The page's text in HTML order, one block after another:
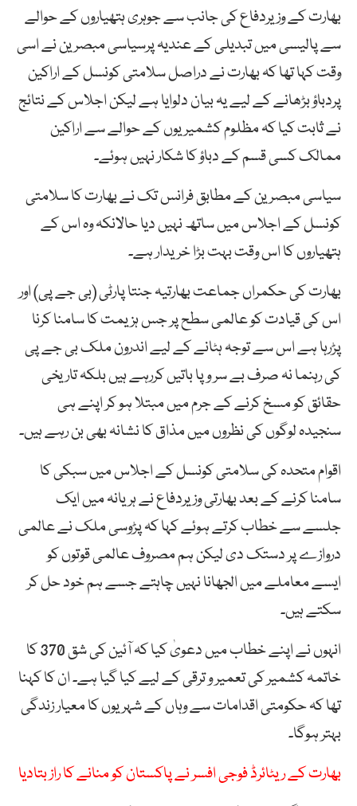
بھارت کے وزیردفاع کی جانب سے جوہری ہتھیاروں کے حوالے
سے پالیسی میں تبدیلی کے عندیہ پرسیاسی مبصرین نے اسی
وقت کہا تھا کہ بھارت نے دراصل سلامتی کونسل کے اراکین
پردباؤ بڑھانے کے لیے یہ بیان دلوایا ہے لیکن اجلاس کے نتائج
نے ثابت کیا کہ مظلوم کشمیریوں کے حوالے سے اراکین
ممالک کسی قسم کے دباؤ کا شکار نہیں ہوئے۔
سیاسی مبصرین کے مطابق فرانس تک نے بھارت کا سلامتی
کونسل کے اجلاس میں ساتھ نہیں دیا حالانکہ وہ اس کے
ہتھیاروں کا اس وقت بہت بڑا خریدار ہے۔
بھارت کی حکمراں جماعت بھارتیہ جنتا پارٹی (بی جے پی) اور
اس کی قیادت کو عالمی سطح پر جس ہزیمت کا سامنا کرنا
پڑرہا ہے اس سے توجہ ہٹانے کے لیے اندرون ملک بی جے پی
کی رہنما نہ صرف بے سر و پا باتیں کررہے ہیں بلکہ تاریخی
حقائق کو مسخ کرنے کے جرم میں مبتلا ہو کر اپنے ہی
سنجیدہ لوگوں کی نظروں میں مذاق کا نشانہ بھی بن رہے ہیں۔
اقوام متحدہ کی سلامتی کونسل کے اجلاس میں سبکی کا
سامنا کرنے کے بعد بھارتی وزیردفاع نے ہریانہ میں ایک
جلسے سے خطاب کرتے ہوئے کہا کہ پڑوسی ملک نے عالمی
دروازے پر دستک دی لیکن ہم مصروف عالمی قوتوں کو
ایسے معاملے میں الجھانا نہیں چاہتے جسے ہم خود حل کر
سکتے ہیں۔
انہوں نے اپنے خطاب میں دعویٰ کیا کہ آئین کی شق 370 کا
خاتمہ کشمیر کی تعمیر و ترقی کے لیے کیا گیا ہے۔ ان کا کہنا
تھا کہ حکومتی اقدامات سے وہاں کے شہریوں کا معیار زندگی
بہتر ہوگا۔
بھارت کے ریٹائرڈ فوجی افسر نے پاکستان کو منانے کا راز بتادیا